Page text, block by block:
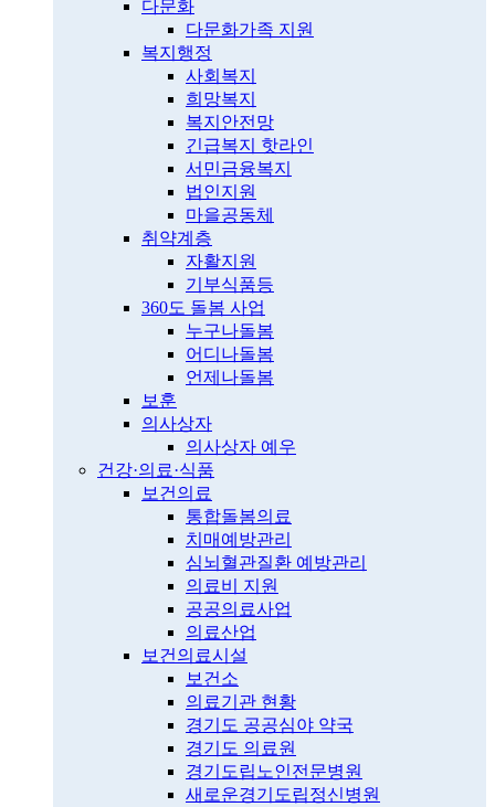
다문화
다문화가족 지원
복지행정
사회복지
희망복지
복지안전망
긴급복지 핫라인
서민금융복지
법인지원
마을공동체
취약계층
자활지원
기부식품등
360도 돌봄 사업
누구나돌봄
어디나돌봄
언제나돌봄
보훈
의사상자
의사상자 예우
건강·의료·식품
보건의료
통합돌봄의료
치매예방관리
심뇌혈관질환 예방관리
의료비 지원
공공의료사업
의료산업
보건의료시설
보건소
의료기관 현황
경기도 공공심야 약국
경기도 의료원
경기도립노인전문병원
새로운경기도립정신병원